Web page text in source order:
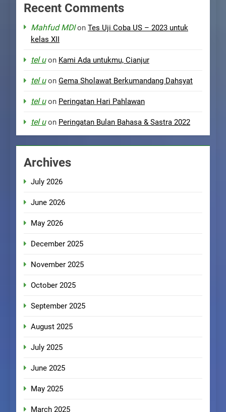
Recent Comments
Mahfud MDIon Tes Uji Coba US – 2023 untuk
kelas XII
tel uon Kami Ada untukmu, Cianjur
tel uon Gema Sholawat Berkumandang Dahsyat
tel uon Peringatan Hari Pahlawan
tel uon Peringatan Bulan Bahasa & Sastra 2022
Archives
July 2026
June 2026
May 2026
December 2025
November 2025
October 2025
September 2025
August 2025
July 2025
June 2025
May 2025
March 2025